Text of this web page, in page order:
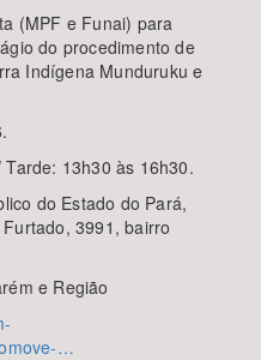
(MPF e Funai) para
do procedimento de
Indígena Munduruku e
13h30 às 16h30.
do Estado do Pará,
3991, bairro
e Região
…